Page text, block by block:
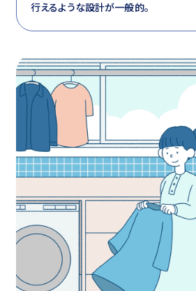
他の展示場
マイページ
行えるような設計が一般的。